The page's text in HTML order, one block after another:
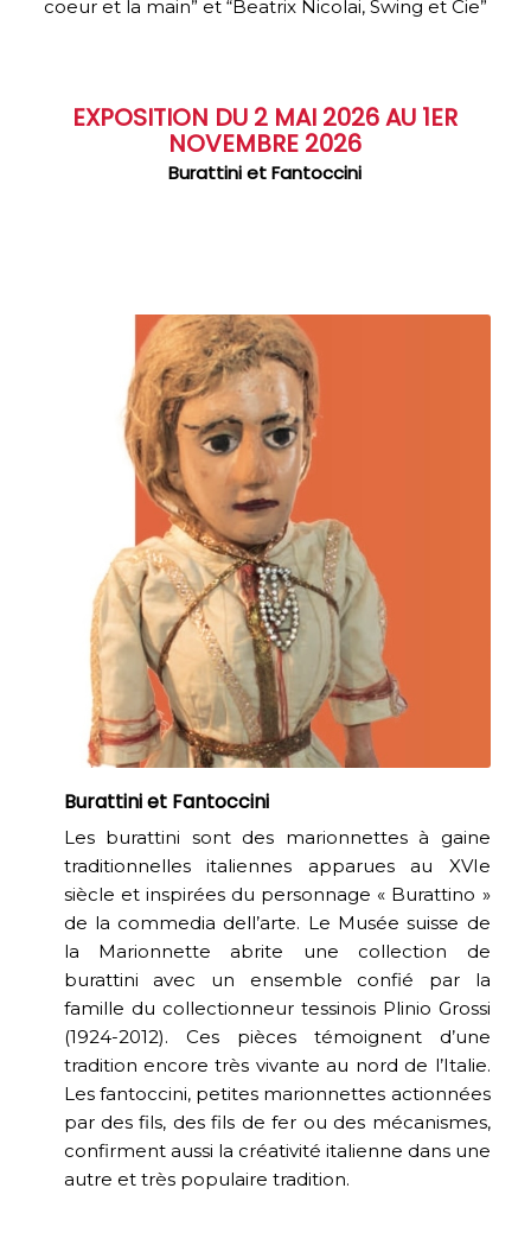
coeur et la main” et “Beatrix Nicolai, Swing et Cie”
EXPOSITION DU 2 MAI 2026 AU 1ER
NOVEMBRE 2026
Burattini et Fantoccini
Burattini et Fantoccini
Les burattini sont des marionnettes à gaine
traditionnelles italiennes apparues au XVIe
siècle et inspirées du personnage « Burattino »
de la commedia dell’arte. Le Musée suisse de
la Marionnette abrite une collection de
burattini avec un ensemble confié par la
famille du collectionneur tessinois Plinio Grossi
(1924-2012). Ces pièces témoignent d’une
tradition encore très vivante au nord de l’Italie.
Les fantoccini, petites marionnettes actionnées
par des fils, des fils de fer ou des mécanismes,
confirment aussi la créativité italienne dans une
autre et très populaire tradition.